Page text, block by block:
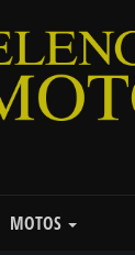
MOTOS